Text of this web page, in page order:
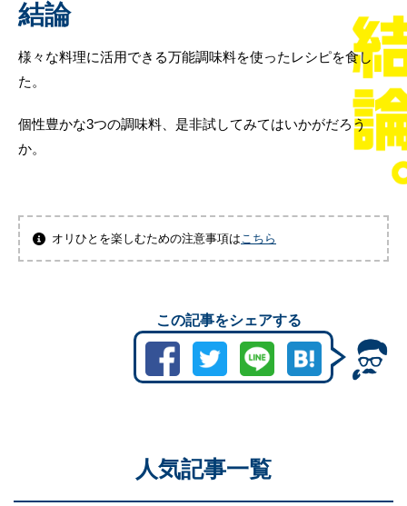
結論
様々な料理に活用できる万能調味料を使ったレシピを食し
た。
個性豊かな3つの調味料、是非試してみてはいかがだろう
か。
オリひとを楽しむための注意事項は こちら
この記事をシェアする
人気記事一覧